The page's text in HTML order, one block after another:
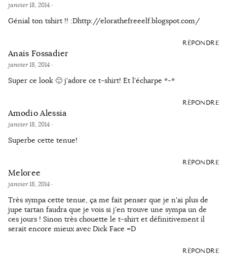
janvier 18, 2014·
Génial ton tshirt !! :Dhttp://elorathefreeelf.blogspot.com/
RÉPONDRE
Anaïs Fossadier
janvier 18, 2014·
Super ce look 🙂 j'adore ce t-shirt! Et l'écharpe *-*
RÉPONDRE
Amodio Alessia
janvier 18, 2014·
Superbe cette tenue!
RÉPONDRE
Meloree
janvier 18, 2014·
Très sympa cette tenue, ça me fait penser que je n'ai plus de
jupe tartan faudra que je vois si j'en trouve une sympa un de
ces jours ! Sinon très chouette le t-shirt et définitivement il
serait encore mieux avec Dick Face =D
RÉPONDRE